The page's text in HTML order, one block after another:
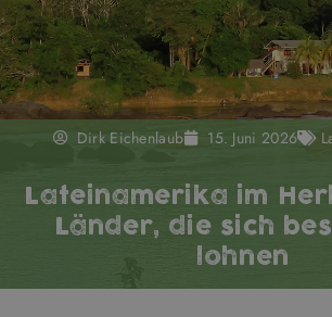
Dirk Eichenlaub 15. Juni 2026
Lateinamerika im
Länder, die sich
lohnen